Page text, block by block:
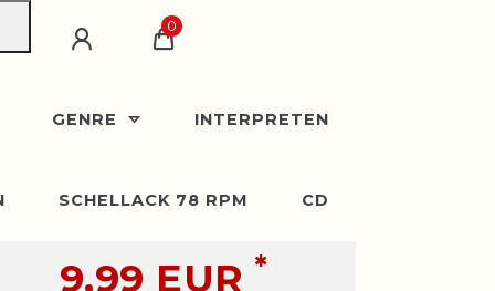
0
GENRE INTERPRETEN
SCHELLACK 78 RPM CD
9,99 EUR *